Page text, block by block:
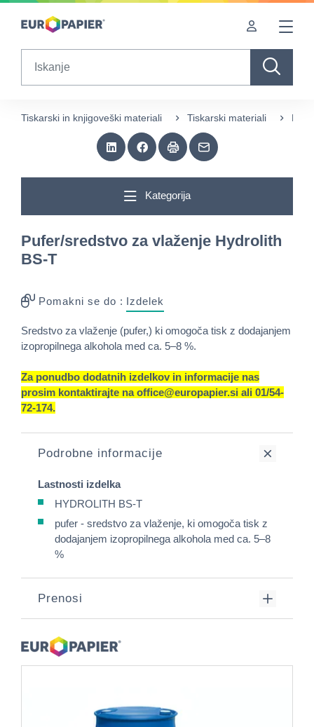
Table Of Content
Sorodni izdelki
Zanimivi izdelki za vas
Tiskarski in knjigoveški materiali Tiskarski materiali
Kategorija
Pufer/sredstvo za vlaženje Hydrolith
BS-T
Pomakni se do : Izdelek
Sredstvo za vlaženje (pufer,) ki omogoča tisk z dodajanjem
izopropilnega alkohola med ca. 5–8 %.
Za ponudbo dodatnih izdelkov in informacije nas
prosim kontaktirajte na office@europapier.si ali 01/54-
72-174.
Podrobne informacije
Lastnosti izdelka
HYDROLITH BS-T
pufer - sredstvo za vlaženje, ki omogoča tisk z
dodajanjem izopropilnega alkohola med ca. 5–8
%
Prenosi